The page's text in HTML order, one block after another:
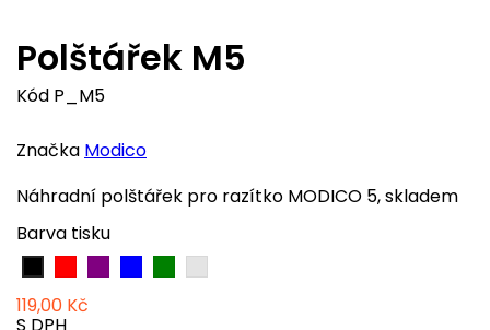
Polštářek M5
Kód P_M5
Značka Modico
Náhradní polštářek pro razítko MODICO 5, skladem
Barva tisku
Černá
barva
119,00 Kč